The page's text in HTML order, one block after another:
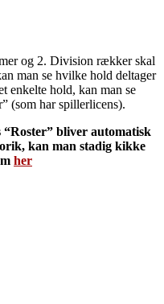
og 2. Division rækker skal
man se hvilke hold deltager
enkelte hold, kan man se
(som har spillerlicens).
bliver automatisk
kan man stadig kikke
her